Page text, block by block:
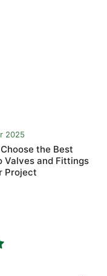
2025
the Best
Valves and Fittings
Project